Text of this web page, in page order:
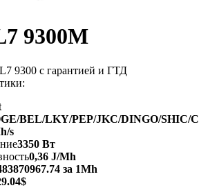
9300M
9300 с гарантией и ГТД
BEL/LKY/PEP/JKC/DINGO/SHIC/
s
3350 Вт
0,36 J/Mh
за 1Mh